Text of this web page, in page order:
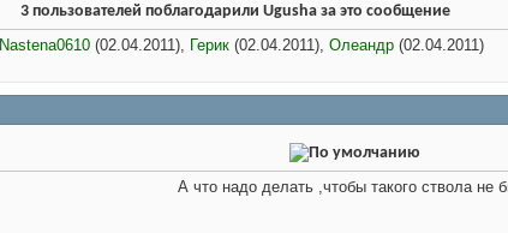
3 пользователей поблагодарили Ugusha за это сообщение
Nastena0610(02.04.2011), Герик(02.04.2011), Олеандр(02.04.2011)
А что надо делать ,чтобы такого ствола не